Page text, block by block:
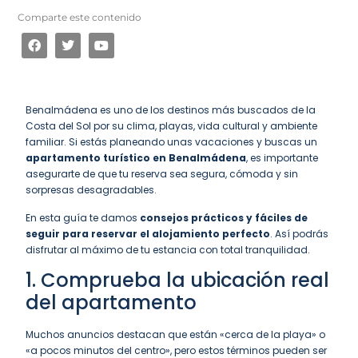
Comparte este contenido
Benalmádena es uno de los destinos más buscados de la
Costa del Sol por su clima, playas, vida cultural y ambiente
familiar. Si estás planeando unas vacaciones y buscas un
apartamento turístico en Benalmádena, es importante
asegurarte de que tu reserva sea segura, cómoda y sin
sorpresas desagradables.
En esta guía te damos consejos prácticos y fáciles de
seguir para reservar el alojamiento perfecto. Así podrás
disfrutar al máximo de tu estancia con total tranquilidad.
1. Comprueba la ubicación real
del apartamento
Muchos anuncios destacan que están «cerca de la playa» o
«a pocos minutos del centro», pero estos términos pueden ser